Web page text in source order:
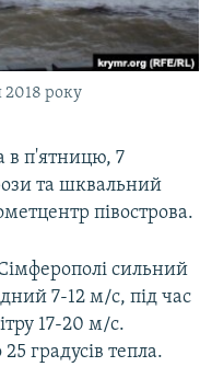
2018 року
в п'ятницю, 7
та шквальний
півострова.
сильний
7-12 м/с, під час
17-20 м/с.
градусів тепла.